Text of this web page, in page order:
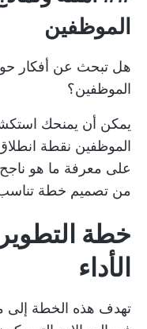
الموظفين
هل تبحث عن أفكار
الموظفين؟
يمكن أن يمنحك
الموظفين نقطة
على معرفة ما هو ناجح
من تصميم خطة
خطة
الأداء
تهدف هذه الخطة